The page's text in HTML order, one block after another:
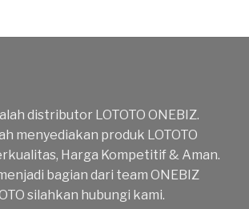
distributor LOTOTO ONEBIZ.
menyediakan produk LOTOTO
Harga Kompetitif & Aman.
bagian dari team ONEBIZ
silahkan hubungi kami.